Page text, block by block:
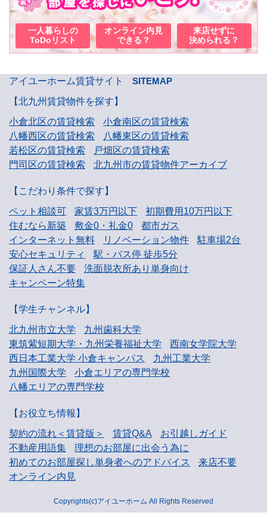
一人暮らしの
ToDoリスト
オンライン内見
できる？
来店せずに
決められる？
アイユーホーム賃貸サイト
SITEMAP
【北九州賃貸物件を探す】
小倉北区の賃貸検索
小倉南区の賃貸検索
八幡西区の賃貸検索
八幡東区の賃貸検索
若松区の賃貸検索
戸畑区の賃貸検索
門司区の賃貸検索
北九州市の賃貸物件アーカイブ
【こだわり条件で探す】
ペット相談可
家賃3万円以下
初期費用10万円以下
住むなら新築
敷金0・礼金0
都市ガス
インターネット無料
リノベーション物件
駐車場2台
安心セキュリティ
駅・バス停 徒歩5分
保証人さん不要
洗面脱衣所あり単身向け
キャンペーン特集
【学生チャンネル】
北九州市立大学
九州歯科大学
東筑紫短期大学・九州栄養福祉大学
西南女学院大学
西日本工業大学小倉キャンパス
九州工業大学
九州国際大学
小倉エリアの専門学校
八幡エリアの専門学校
【お役立ち情報】
契約の流れ＜賃貸版＞
賃貸Q&A
お引越しガイド
不動産用語集
理想のお部屋に出会う為に
初めてのお部屋探し単身者へのアドバイス
来店不要
オンライン内見
Copyrights(c)アイユーホーム All Rights Reserved